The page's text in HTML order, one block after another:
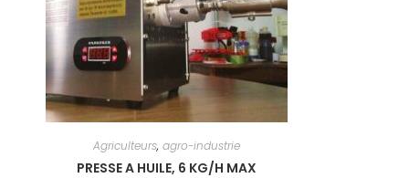
Agriculteurs,agro-industrie
PRESSE A HUILE, 6 KG/H MAX